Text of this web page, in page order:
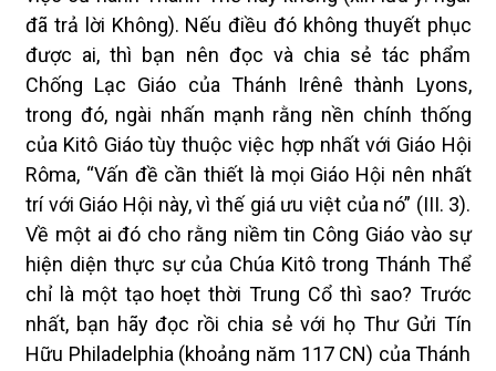
đã trả lời Không). Nếu điều đó không thuyết phục
được ai, thì bạn nên đọc và chia sẻ tác phẩm
Chống Lạc Giáo của Thánh Irênê thành Lyons,
trong đó, ngài nhấn mạnh rằng nền chính thống
của Kitô Giáo tùy thuộc việc hợp nhất với Giáo Hội
Rôma, “Vấn đề cần thiết là mọi Giáo Hội nên nhất
trí với Giáo Hội này, vì thế giá ưu việt của nó” (III. 3).
Về một ai đó cho rằng niềm tin Công Giáo vào sự
hiện diện thực sự của Chúa Kitô trong Thánh Thể
chỉ là một tạo hoẹt thời Trung Cổ thì sao? Trước
nhất, bạn hãy đọc rồi chia sẻ với họ Thư Gửi Tín
Hữu Philadelphia (khoảng năm 117 CN) của Thánh